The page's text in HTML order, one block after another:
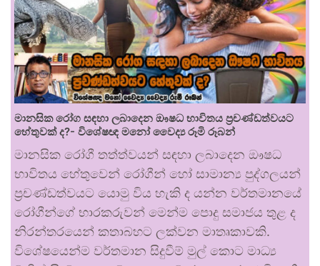
මානසික රෝග සඳහා ලබාදෙන ඖෂධ භාවිතය ප්‍රචණ්ඩත්වයට
හේතුවක් ද?- විශේෂඥ මනෝ වෛද්‍ය රූමි රූබන්
මානසික රෝගී තත්ත්වයන් සඳහා ලබාදෙන ඖෂධ
භාවිතය හේතුවෙන් රෝගීන් හෝ සාමාන්‍ය පුද්ගලයන්
ප්‍රචණ්ඩත්වයට යොමු විය හැකි ද යන්න වර්තමානයේ
රෝගීන්ගේ භාරකරුවන් මෙන්ම පොදු සමාජය තුළ ද
නිරන්තරයෙන් කතාබහට ලක්වන මාතෘකාවකි.
විශේෂයෙන්ම වර්තමාන සිදුවීම් මුල් කොට මාධ්‍ය